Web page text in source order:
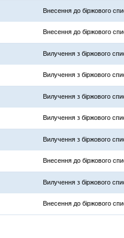
Внесення до біржового
Внесення до біржового
Вилучення з біржового
Вилучення з біржового
Вилучення з біржового
Вилучення з біржового
Вилучення з біржового
Внесення до біржового
Вилучення з біржового
Внесення до біржового